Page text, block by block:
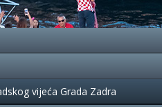
vijeća Grada Zadra